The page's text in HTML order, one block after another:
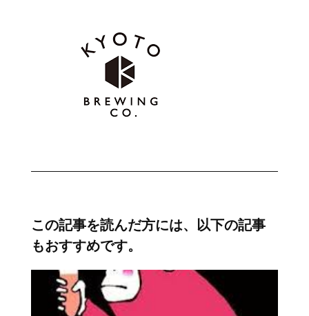
この記事を読んだ方には、以下の記事
もおすすめです。